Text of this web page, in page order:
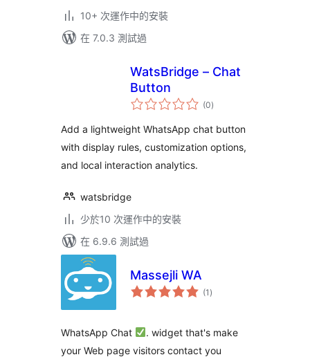
10+ 次運作中的安裝
在 7.0.3 測試過
WatsBridge – Chat
Button
(0總
評)
Add a lightweight WhatsApp chat button
with display rules, customization options,
and local interaction analytics.
watsbridge
少於10 次運作中的安裝
在 6.9.6 測試過
Massejli WA
(1 總
評)
WhatsApp Chat
. widget that's make
your Web page visitors contact you